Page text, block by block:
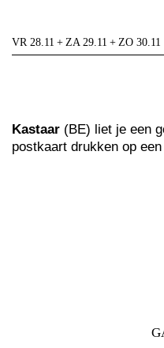
VR 28.11 + ZA 29.11 + ZO
Kastaar (BE) liet je een
postkaart drukken op